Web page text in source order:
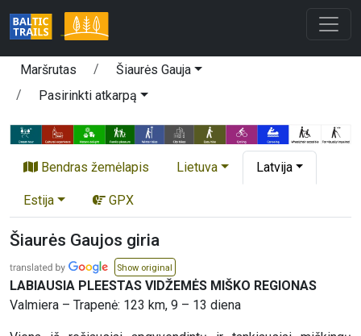
Maršrutas
Šiaurės Gauja
Pasirinkti atkarpą
Bendras žemėlapis Lietuva Latvija
Estija GPX
Šiaurės Gaujos giria
Show original
LABIAUSIA PLEESTAS VIDŽEMĖS MIŠKO REGIONAS
Valmiera – Trapenė: 123 km, 9 – 13 diena